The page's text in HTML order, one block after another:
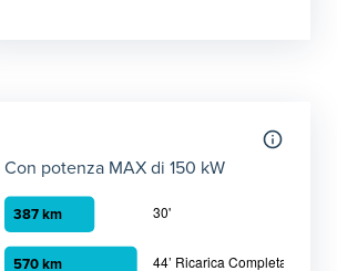
Con potenza MAX di 150 kW